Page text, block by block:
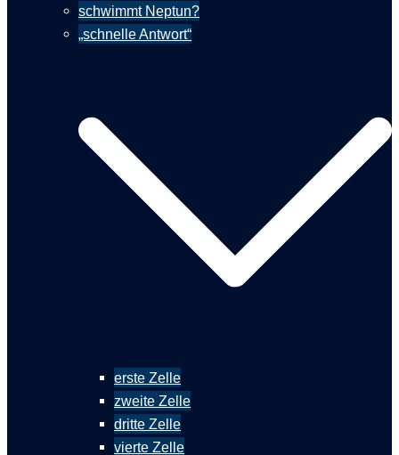
schwimmt Neptun?
„schnelle Antwort“
erste Zelle
zweite Zelle
dritte Zelle
vierte Zelle